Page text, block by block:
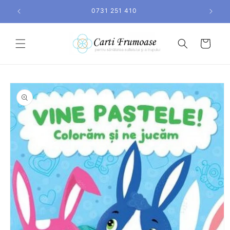
conținut
0731 251 410
Coș
informațiile
despre
produs